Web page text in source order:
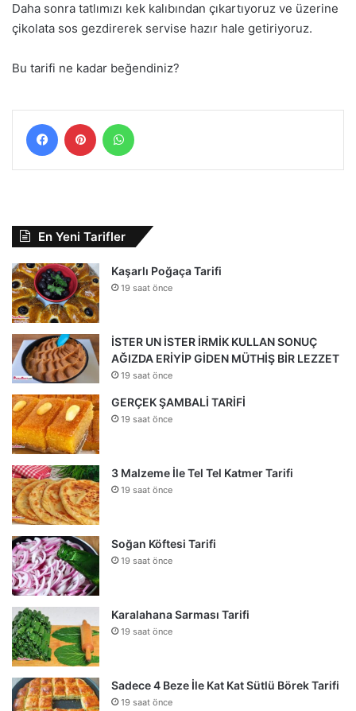
Daha sonra tatlımızı kek kalıbından çıkartıyoruz ve üzerine
çikolata sos gezdirerek servise hazır hale getiriyoruz.
Bu tarifi ne kadar beğendiniz?
FacebookPinterest
En Yeni Tarifler
Kaşarlı Poğaça Tarifi
19 saat önce
İSTER UN İSTER İRMİK KULLAN SONUÇ
AĞIZDA ERİYİP GİDEN MÜTHİŞ BİR LEZZET
19 saat önce
GERÇEK ŞAMBALİ TARİFİ
19 saat önce
3 Malzeme İle Tel Tel Katmer Tarifi
19 saat önce
Soğan Köftesi Tarifi
19 saat önce
Karalahana Sarması Tarifi
19 saat önce
Sadece 4 Beze İle Kat Kat Sütlü Börek Tarifi
19 saat önce